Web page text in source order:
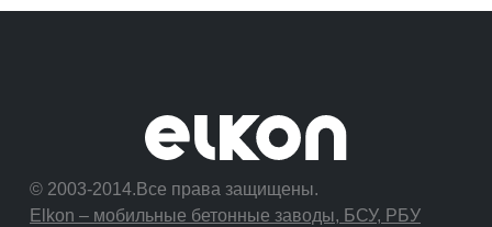
© 2003-2014.Все права защищены.
Elkon – мобильные бетонные заводы, БСУ, РБУ